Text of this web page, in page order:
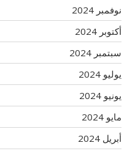
نوفمبر 2024
أكتوبر 2024
سبتمبر 2024
يوليو 2024
يونيو 2024
مايو 2024
أبريل 2024